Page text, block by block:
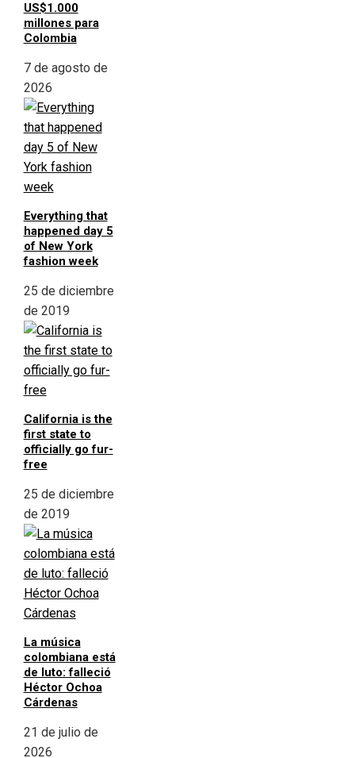
US$1.000
millones para
Colombia
7 de agosto de
2026
Everything that
happened day 5
of New York
fashion week
25 de diciembre
de 2019
California is the
first state to
officially go fur-
free
25 de diciembre
de 2019
La música
colombiana está
de luto: falleció
Héctor Ochoa
Cárdenas
21 de julio de
2026